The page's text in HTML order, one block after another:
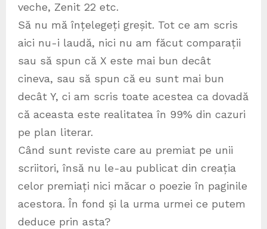
veche, Zenit 22 etc.
Să nu mă înțelegeți greșit. Tot ce am scris
aici nu-i laudă, nici nu am făcut comparații
sau să spun că X este mai bun decât
cineva, sau să spun că eu sunt mai bun
decât Y, ci am scris toate acestea ca dovadă
că aceasta este realitatea în 99% din cazuri
pe plan literar.
Când sunt reviste care au premiat pe unii
scriitori, însă nu le-au publicat din creația
celor premiați nici măcar o poezie în paginile
acestora. În fond și la urma urmei ce putem
deduce prin asta?